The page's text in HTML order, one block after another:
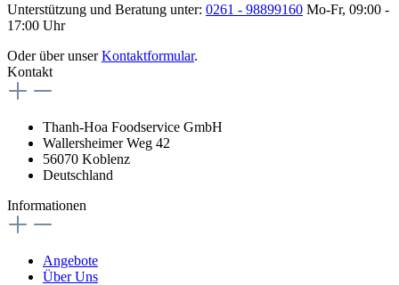
Unterstützung und Beratung unter: 0261 - 98899160 Mo-Fr, 09:00 -
17:00 Uhr
Oder über unserKontaktformular.
Kontakt
Thanh-Hoa Foodservice GmbH
Wallersheimer Weg 42
56070 Koblenz
Deutschland
Informationen
Angebote
Über Uns